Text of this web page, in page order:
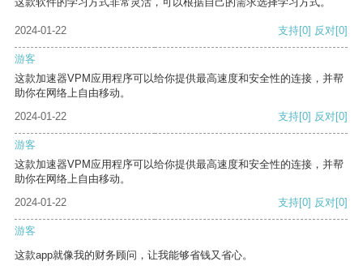
2024-01-22 支持[0] 反对[0]
游客
这款加速器VPM应用程序可以给你提供最高速度和安全性的连接，并帮
助你在网络上自由移动。
2024-01-22
支持[0] 反对[0]
游客
这款加速器VPM应用程序可以给你提供最高速度和安全性的连接，并帮
助你在网络上自由移动。
2024-01-22
支持[0] 反对[0]
游客
这款app就像我的财务顾问，让我能够省钱又省心。